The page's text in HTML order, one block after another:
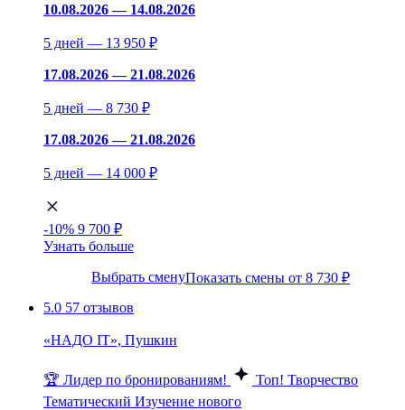
10.08.2026 — 14.08.2026
5 дней — 13 950 ₽
17.08.2026 — 21.08.2026
5 дней — 8 730 ₽
17.08.2026 — 21.08.2026
5 дней — 14 000 ₽
-10% 9 700 ₽
Узнать больше
Выбрать сменуПоказать смены от 8 730 ₽
5.0 57 отзывов
«НАДО IT», Пушкин
🏆 Лидер по бронированиям! Топ! Творчество
Тематический Изучение нового